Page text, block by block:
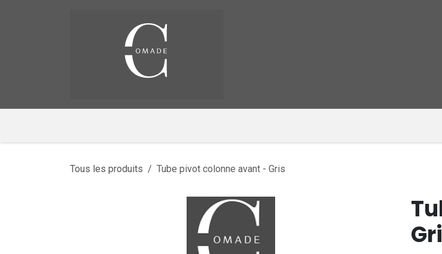
Tous les produits Tube pivot colonne avant - Gris